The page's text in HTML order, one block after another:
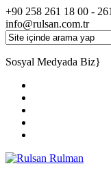
+90 258 261 18 00 -
info@rulsan.com.tr
Sosyal Medyada Biz}